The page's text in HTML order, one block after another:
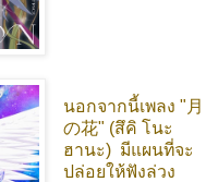
นอกจากนี้เพลง "月
の花" (สึคิ โนะ
ฮานะ) มีแผนที่จะ
ปล่อยให้ฟังล่วง